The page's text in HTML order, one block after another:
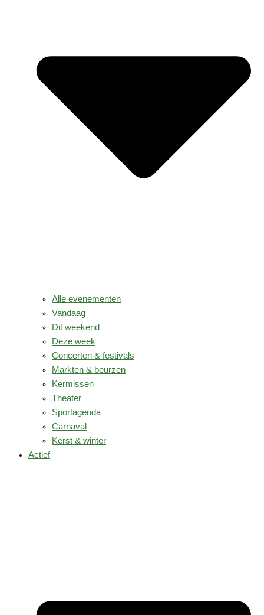
Alle evenementen
Vandaag
Dit weekend
Deze week
Concerten & festivals
Markten & beurzen
Kermissen
Theater
Sportagenda
Carnaval
Kerst & winter
Actief